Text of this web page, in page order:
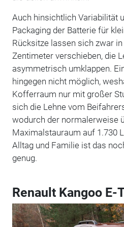
Auch hinsichtlich Variabilität
Packaging der Batterie für
Rücksitze lassen sich zwar
Zentimeter verschieben, die
asymmetrisch umklappen.
hingegen nicht möglich,
Kofferraum nur mit großer
sich die Lehne vom
wodurch der normalerweise
Maximalstauraum auf 1.730
Alltag und Familie ist das
genug.
Renault Kangoo E-